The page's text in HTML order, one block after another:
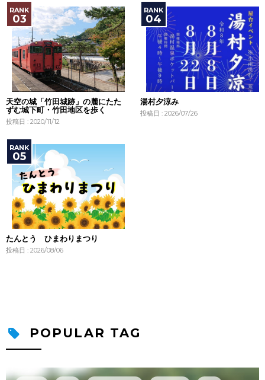
天空の城「竹田城跡」の麓にたた
ずむ城下町・竹田地区を歩く
投稿日 : 2020/11/12
湯村夕涼み
投稿日 : 2026/07/26
たんとう ひまわりまつり
投稿日 : 2026/08/06
POPULAR TAG